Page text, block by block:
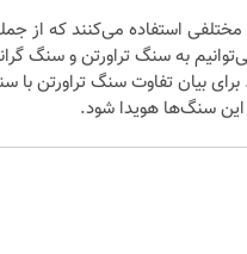
استفاده می‌کنند که از
به سنگ تراورتن و سنگ
بیان تفاوت سنگ تراورتن
این سنگ‌ها هویدا شود.